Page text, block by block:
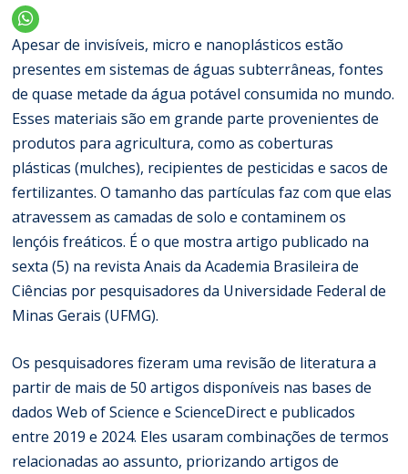
Apesar de invisíveis, micro e nanoplásticos estão
presentes em sistemas de águas subterrâneas, fontes
de quase metade da água potável consumida no mundo.
Esses materiais são em grande parte provenientes de
produtos para agricultura, como as coberturas
plásticas (mulches), recipientes de pesticidas e sacos de
fertilizantes. O tamanho das partículas faz com que elas
atravessem as camadas de solo e contaminem os
lençóis freáticos. É o que mostra artigo publicado na
sexta (5) na revista Anais da Academia Brasileira de
Ciências por pesquisadores da Universidade Federal de
Minas Gerais (UFMG).
Os pesquisadores fizeram uma revisão de literatura a
partir de mais de 50 artigos disponíveis nas bases de
dados Web of Science e ScienceDirect e publicados
entre 2019 e 2024. Eles usaram combinações de termos
relacionadas ao assunto, priorizando artigos de